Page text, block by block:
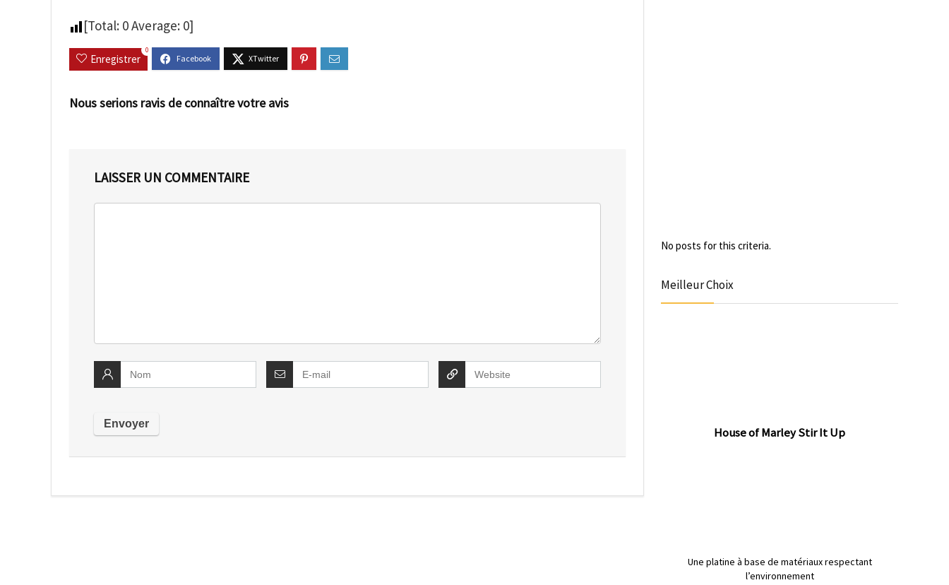
[Total: 0Average: 0]
Enregistrer
0
Nous serions ravis de connaître votre avis
LAISSER UN COMMENTAIRE
No posts for this criteria.
Meilleur Choix
House of Marley Stir It Up
Une platine à base de matériaux respectant
l’environnement